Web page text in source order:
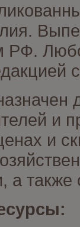
РФ.
и
и
а